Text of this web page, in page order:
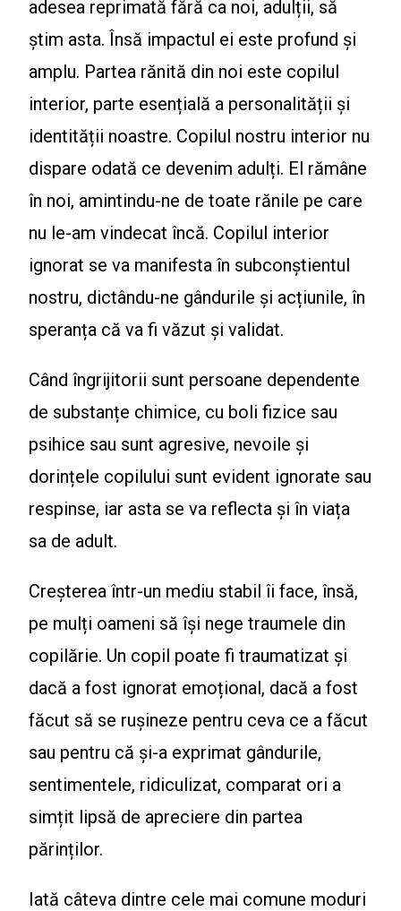
adesea reprimată fără ca noi, adulții, să
știm asta. Însă impactul ei este profund și
amplu. Partea rănită din noi este copilul
interior, parte esențială a personalității și
identității noastre. Copilul nostru interior nu
dispare odată ce devenim adulți. El rămâne
în noi, amintindu-ne de toate rănile pe care
nu le-am vindecat încă. Copilul interior
ignorat se va manifesta în subconștientul
nostru, dictându-ne gândurile și acțiunile, în
speranța că va fi văzut și validat.
Când îngrijitorii sunt persoane dependente
de substanțe chimice, cu boli fizice sau
psihice sau sunt agresive, nevoile și
dorințele copilului sunt evident ignorate sau
respinse, iar asta se va reflecta și în viața
sa de adult.
Creșterea într-un mediu stabil îi face, însă,
pe mulți oameni să își nege traumele din
copilărie. Un copil poate fi traumatizat și
dacă a fost ignorat emoțional, dacă a fost
făcut să se rușineze pentru ceva ce a făcut
sau pentru că și-a exprimat gândurile,
sentimentele, ridiculizat, comparat ori a
simțit lipsă de apreciere din partea
părinților.
Iată câteva dintre cele mai comune moduri